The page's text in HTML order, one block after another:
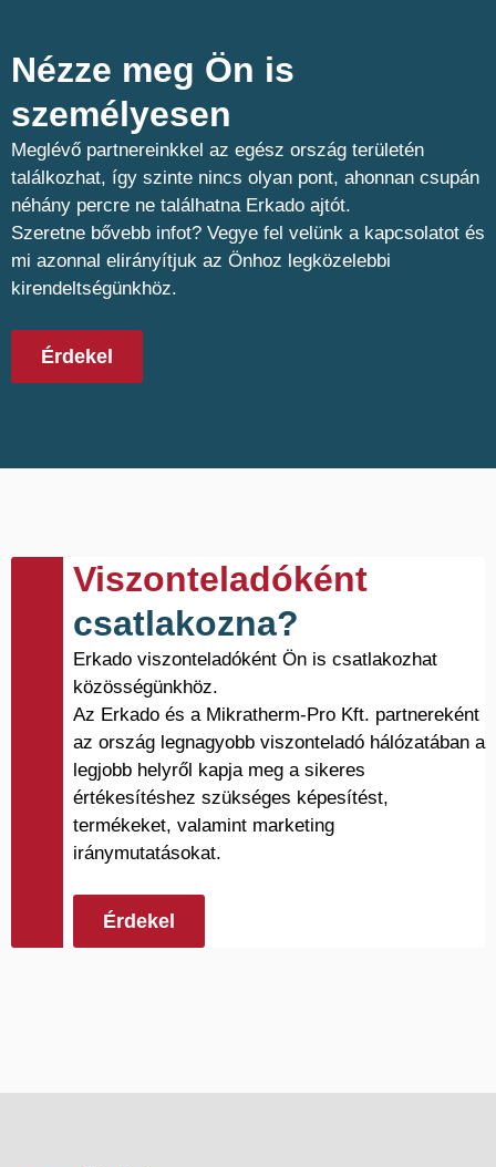
Nézze meg Ön is
személyesen​
Meglévő partnereinkkel az egész ország területén
találkozhat, így szinte nincs olyan pont, ahonnan csupán
néhány percre ne találhatna Erkado ajtót.
Szeretne bővebb infot? Vegye fel velünk a kapcsolatot és
mi azonnal elirányítjuk az Önhoz legközelebbi
kirendeltségünkhöz.
Érdekel
Viszonteladóként
csatlakozna?
Erkado viszonteladóként Ön is csatlakozhat
közösségünkhöz.
Az Erkado és a Mikratherm-Pro Kft. partnereként
az ország legnagyobb viszonteladó hálózatában a
legjobb helyről kapja meg a sikeres
értékesítéshez szükséges képesítést,
termékeket, valamint marketing
iránymutatásokat.
Érdekel